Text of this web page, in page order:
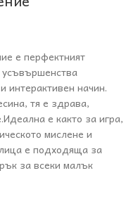
е перфектният
интерактивен начин.
тя е здравa,
е както за игра,
мислене и
е подходяща за
за всеки малък